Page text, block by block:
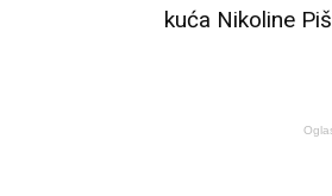
kuća Nikoline